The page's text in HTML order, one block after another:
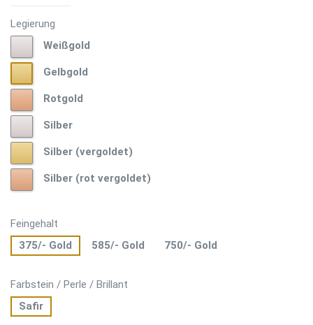
Legierung
WeißgoldWeißgold
GelbgoldGelbgold
RotgoldRotgold
Silber
(vergoldet)
Silber (vergoldet)
(rot
Silber (rot vergoldet)
Feingehalt
375/- Gold
585/- Gold 750/- Gold
Farbstein / Perle / Brillant
Safir